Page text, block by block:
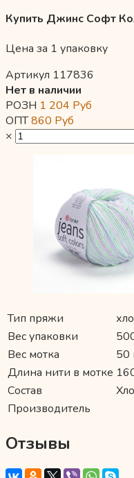
Купить Джинс Софт
Цена за 1 упаковку
Артикул 117836
Нет в наличии
РОЗН 1 204 Руб
ОПТ860 Руб
×
Тип пряжи
Вес упаковки
Вес мотка
50
Длина нити в мотке
Состав
Производитель
Отзывы